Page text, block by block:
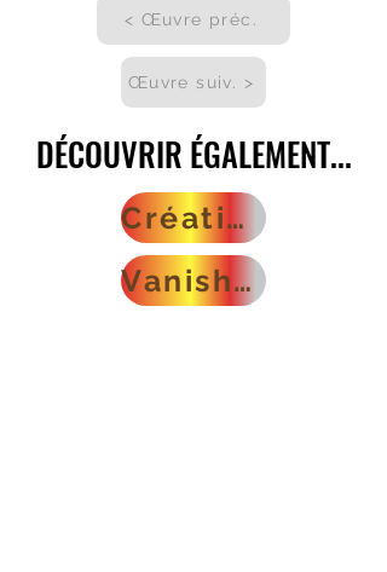
< Œuvre préc.
Œuvre suiv. >
DÉCOUVRIR ÉGALEMENT...
DÉCOUVRIR ÉGALEMENT...
Créations musicales
Vanishing Marys